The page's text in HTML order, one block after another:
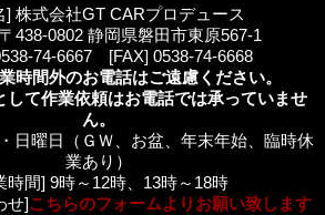
] 株式会社GT CARプロデュース
438-0802 静岡県磐田市東原567-1
74-6667 [FAX] 0538-74-6668
時間外のお電話はご遠慮ください。
して作業依頼はお電話では承っていませ
ん。
日曜日（ＧＷ、お盆、年末年始、臨時休
業あり）
時間] 9時～12時、13時～18時
せ] こちらのフォームよりお願い致します